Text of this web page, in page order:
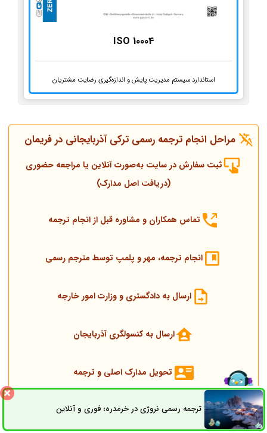
ISO 10004
استاندارد سیستم مدیریت پایش و اندازه‌گیری رضایت مشتریان
مراحل انجام ترجمه رسمی ترکی آذربایجانی در فریمان
ثبت سفارش در سایت به‌صورت آنلاین یا مراجعه حضوری
(دریافت اصل مدارک)
تماس همکاران و مشاوره قبل از انجام ترجمه
انجام ترجمه، مهر و پلمپ توسط مترجم رسمی
ارسال به دادگستری و وزارت امور خارجه
ارسال به کنسولگری آذربایجان
تحویل مدارک اصلی و ترجمه
شایان توجه است پشتیبان سفارش همیشه پاسخگوی سؤالات موجود
ترجمه رسمی نروژی در خرمدره؛ فوری و آنلاینثبت سفارش راه های ارتباطی